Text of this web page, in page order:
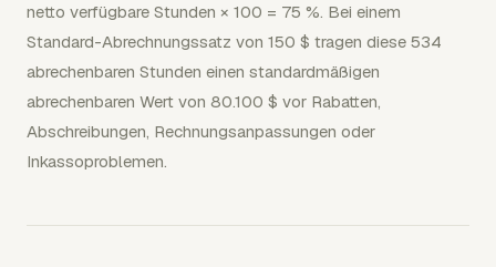
netto verfügbare Stunden × 100 = 75 %. Bei einem
Standard-Abrechnungssatz von 150 $ tragen diese 534
abrechenbaren Stunden einen standardmäßigen
abrechenbaren Wert von 80.100 $ vor Rabatten,
Abschreibungen, Rechnungsanpassungen oder
Inkassoproblemen.